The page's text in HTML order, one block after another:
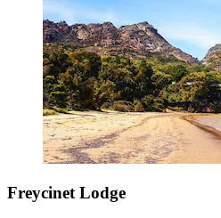
Freycinet Lodge